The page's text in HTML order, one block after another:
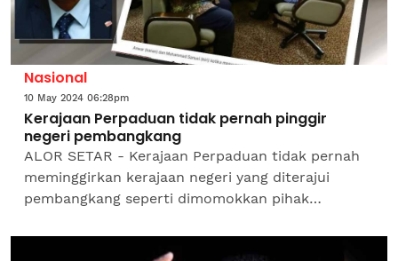
Nasional
10 May 2024 06:28pm
Kerajaan Perpaduan tidak pernah pinggir
negeri pembangkang
ALOR SETAR - Kerajaan Perpaduan tidak pernah
meminggirkan kerajaan negeri yang diterajui
pembangkang seperti dimomokkan pihak
(Amanah) Kedah, Asmirul Anuar...